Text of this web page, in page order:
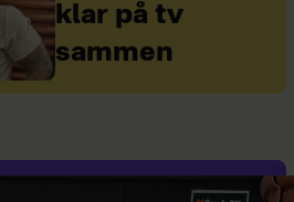
klar på tv
sammen